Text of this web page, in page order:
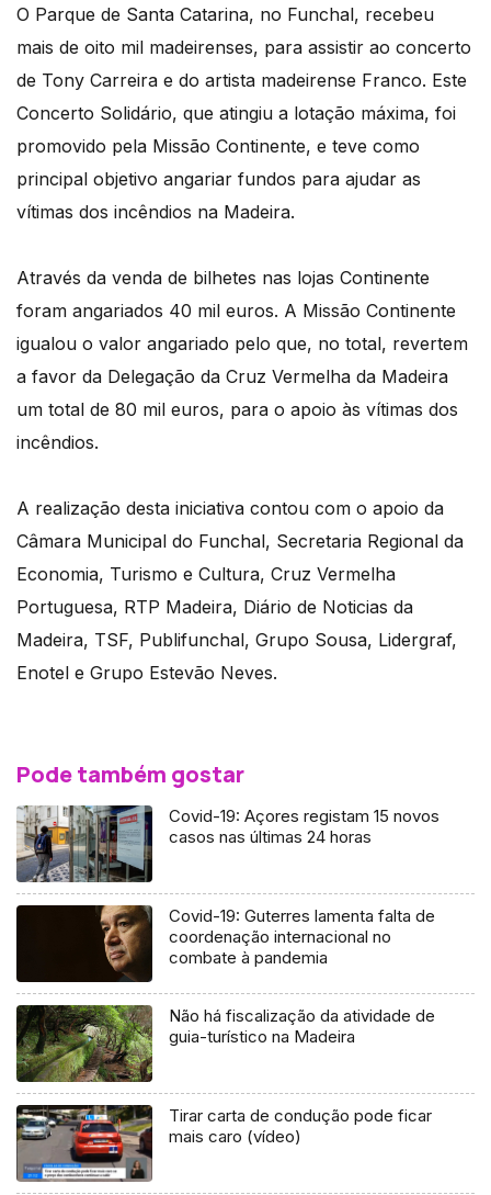
O Parque de Santa Catarina, no Funchal, recebeu
mais de oito mil madeirenses, para assistir ao concerto
de Tony Carreira e do artista madeirense Franco. Este
Concerto Solidário, que atingiu a lotação máxima, foi
promovido pela Missão Continente, e teve como
principal objetivo angariar fundos para ajudar as
vítimas dos incêndios na Madeira.
Através da venda de bilhetes nas lojas Continente
foram angariados 40 mil euros. A Missão Continente
igualou o valor angariado pelo que, no total, revertem
a favor da Delegação da Cruz Vermelha da Madeira
um total de 80 mil euros, para o apoio às vítimas dos
incêndios.
A realização desta iniciativa contou com o apoio da
Câmara Municipal do Funchal, Secretaria Regional da
Economia, Turismo e Cultura, Cruz Vermelha
Portuguesa, RTP Madeira, Diário de Noticias da
Madeira, TSF, Publifunchal, Grupo Sousa, Lidergraf,
Enotel e Grupo Estevão Neves.
Pode também gostar
Covid-19: Açores registam 15 novos
casos nas últimas 24 horas
Covid-19: Guterres lamenta falta de
coordenação internacional no
combate à pandemia
Não há fiscalização da atividade de
guia-turístico na Madeira
Tirar carta de condução pode ficar
mais caro (vídeo)